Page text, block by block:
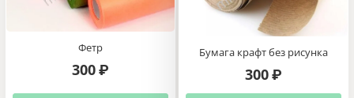
Фетр
300₽
Бумага крафт без рисунка
300₽